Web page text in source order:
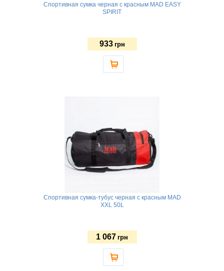
Спортивная сумка черная с красным MAD EASY
SPIRIT
933 грн
Спортивная сумка-тубус черная с красным MAD
XXL 50L
1 067 грн